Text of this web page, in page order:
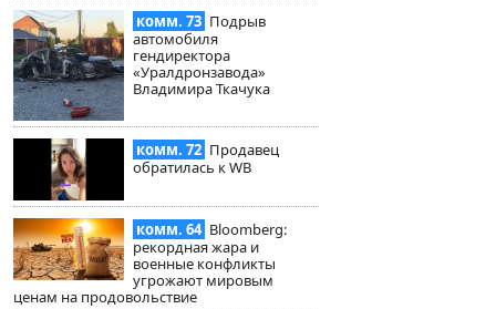
комм. 73 Подрыв
автомобиля
гендиректора
«Уралдронзавода»
Владимира Ткачука
комм. 72 Продавец
обратилась к WB
комм. 64 Bloomberg:
рекордная жара и
военные конфликты
угрожают мировым
ценам на продовольствие